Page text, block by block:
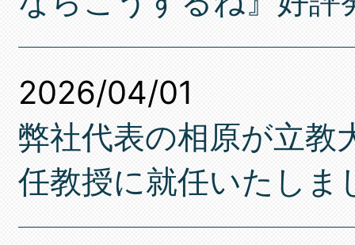
2026/04/01
弊社代表の相原が立教
任教授に就任いたしま